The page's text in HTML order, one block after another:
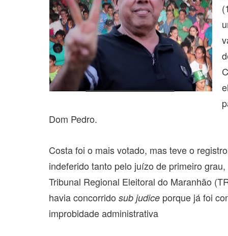
Dom Pedro.
Costa foi o mais votado, mas teve o
indeferido tanto pelo juízo de primeiro
Tribunal Regional Eleitoral do Maranhão
havia concorrido sub judice porque já foi
improbidade administrativa